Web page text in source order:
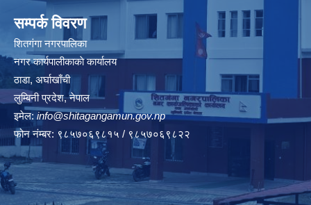
सम्पर्क विवरण
शितगंगा नगरपालिका
नगर कार्यपालीकाकाे कार्यालय
ठाडा, अर्घाखाँची
लुम्बिनी प्रदेश, नेपाल
इमेल: info@shitagangamun.gov.np
फोन नंम्बर: ९८५७०६९८१५ / ९८५७०६९८२२